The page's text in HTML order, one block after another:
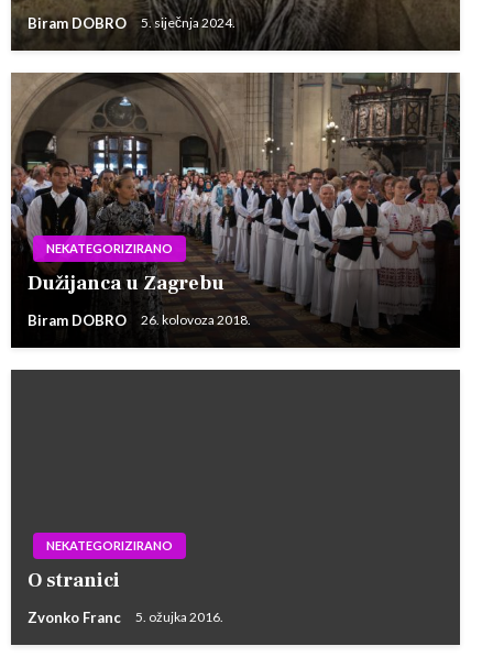
Biram DOBRO 5. siječnja 2024.
NEKATEGORIZIRANO
Dužijanca u Zagrebu
Biram DOBRO 26. kolovoza 2018.
NEKATEGORIZIRANO
O stranici
Zvonko Franc 5. ožujka 2016.